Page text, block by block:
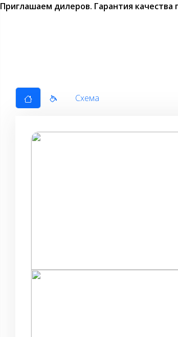
Приглашаем дилеров. Гарантия
Схема